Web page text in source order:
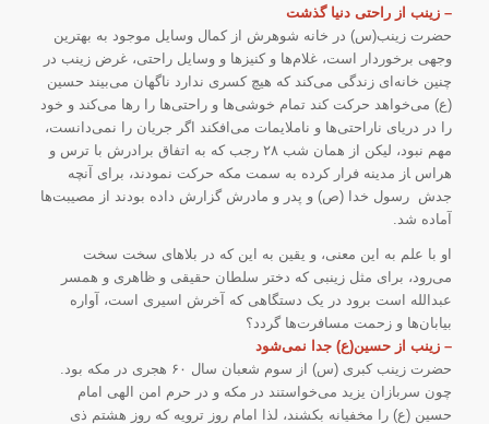
– زینب از راحتی دنیا گذشت
حضرت زینب(س) در خانه شوهرش از کمال وسایل موجود به بهترین
وجهی برخوردار است، غلام‌ها و کنیزها و وسایل راحتی، غرض زینب در
چنین خانه‌ای زندگی می‌کند که هیچ کسری ندارد ناگهان می‌بیند حسین
(ع) می‌خواهد حرکت کند تمام خوشی‌ها و راحتی‌ها را رها می‌کند و خود
را در دریای ناراحتی‌ها و ناملایمات می‌افکند اگر جریان را نمی‌دانست،
مهم نبود، لیکن از همان شب ۲۸ رجب که به اتفاق برادرش با ترس و
هراس ‍از مدینه فرار کرده به سمت مکه حرکت نمودند، برای آنچه
جدش ‍ رسول خدا (ص) و پدر و مادرش گزارش داده بودند از مصیبت‌ها
آماده شد.
او با علم به این معنی، و یقین به این که در بلاهای سخت سخت
می‌رود، برای مثل زینبی که دختر سلطان حقیقی و ظاهری و همسر
عبدالله است برود در یک دستگاهی که آخرش اسیری است، آواره
بیابان‌ها و زحمت مسافرت‌ها گردد؟
– زینب از حسین(ع) جدا نمی‌شود
حضرت زینب کبری (س) از سوم شعبان سال ۶۰ هجری در مکه بود.
چون سربازان یزید می‌خواستند در مکه و در حرم امن الهی امام
حسین (ع) را مخفیانه بکشند، لذا امام روز ترویه که روز هشتم ذی